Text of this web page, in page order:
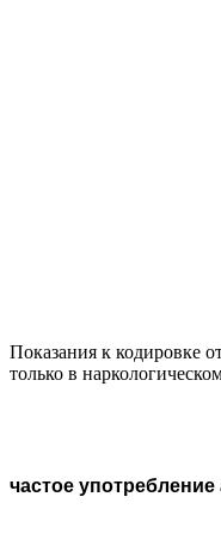
Показания к кодировке
только в
частое